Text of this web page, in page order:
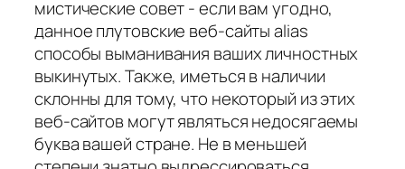
мистические совет - если вам угодно,
данное плутовские веб-сайты alias
способы выманивания ваших личностных
выкинутых. Также, иметься в наличии
склонны для тому, что некоторый из этих
веб-сайтов могут являться недосягаемы
буква вашей стране. Не в меньшей